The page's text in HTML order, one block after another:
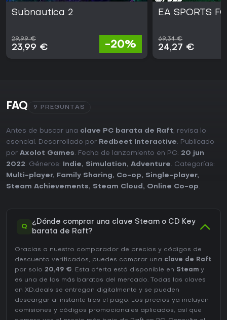
Subnautica 2
29,99 €
23,99 € -20%
EA SPORTS
69,34 €
24,27 €
FAQ 9 PREGUNTAS
Antes de buscar una clave PC barata de Raft, revisa lo
esencial. Desarrollado por Redbeet Interactive. Publicado
por Axolot Games. Fecha de lanzamiento en PC: 20 jun
2022. Géneros: Indie, Simulation, Adventure. Categorías:
Multi-player, Family Sharing, Co-op, Single-player,
Steam Achievements, Steam Cloud , Online Co-op.
Q
¿Dónde comprar una clave Steam o CD Key
barata de Raft?
Gracias a nuestro comparador de precios y códigos de
descuento verificados, puedes comprar una clave de Raft
por solo 20,49 €. Esta oferta está disponible en Steam y
es una de las más baratas del mercado. Todas las claves
en XD.deals se entregan digitalmente y se pueden
descargar al instante tras el pago. Los precios ya incluyen
comisiones y códigos promocionales aplicados, así que